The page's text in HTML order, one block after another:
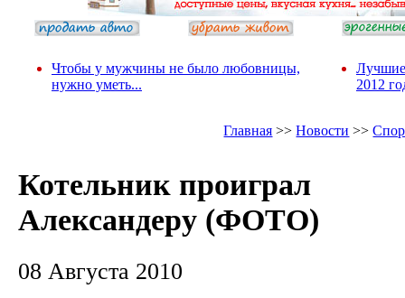
Чтобы у мужчины не было любовницы,
нужно уметь...
Лучшие
2012
Главная >>Новости >>
Котельник проиграл
Александеру (ФОТО)
08 Августа 2010